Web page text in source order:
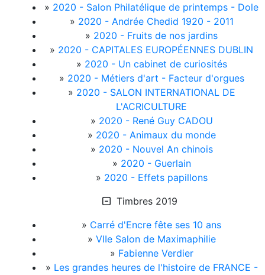
» 2020 - Salon Philatélique de printemps - Dole
» 2020 - Andrée Chedid 1920 - 2011
» 2020 - Fruits de nos jardins
» 2020 - CAPITALES EUROPÉENNES DUBLIN
» 2020 - Un cabinet de curiosités
» 2020 - Métiers d'art - Facteur d'orgues
» 2020 - SALON INTERNATIONAL DE
L'ACRICULTURE
» 2020 - René Guy CADOU
» 2020 - Animaux du monde
» 2020 - Nouvel An chinois
» 2020 - Guerlain
» 2020 - Effets papillons
Timbres 2019
» Carré d'Encre fête ses 10 ans
» VIIe Salon de Maximaphilie
» Fabienne Verdier
» Les grandes heures de l'histoire de FRANCE -